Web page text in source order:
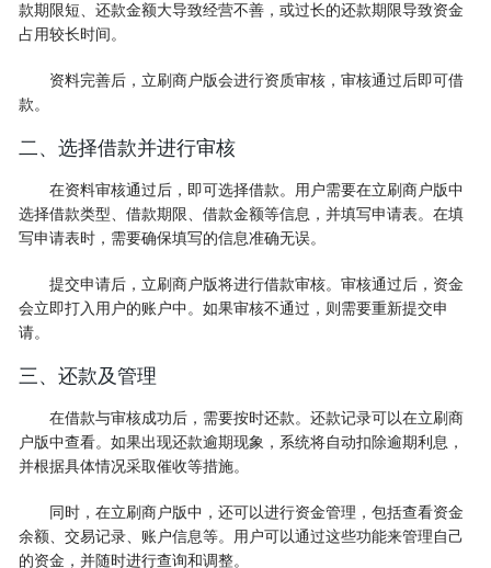
款期限短、还款金额大导致经营不善，或过长的还款期限导致资金
占用较长时间。
资料完善后，立刷商户版会进行资质审核，审核通过后即可借
款。
二、选择借款并进行审核
在资料审核通过后，即可选择借款。用户需要在立刷商户版中
选择借款类型、借款期限、借款金额等信息，并填写申请表。在填
写申请表时，需要确保填写的信息准确无误。
提交申请后，立刷商户版将进行借款审核。审核通过后，资金
会立即打入用户的账户中。如果审核不通过，则需要重新提交申
请。
三、还款及管理
在借款与审核成功后，需要按时还款。还款记录可以在立刷商
户版中查看。如果出现还款逾期现象，系统将自动扣除逾期利息，
并根据具体情况采取催收等措施。
同时，在立刷商户版中，还可以进行资金管理，包括查看资金
余额、交易记录、账户信息等。用户可以通过这些功能来管理自己
的资金，并随时进行查询和调整。